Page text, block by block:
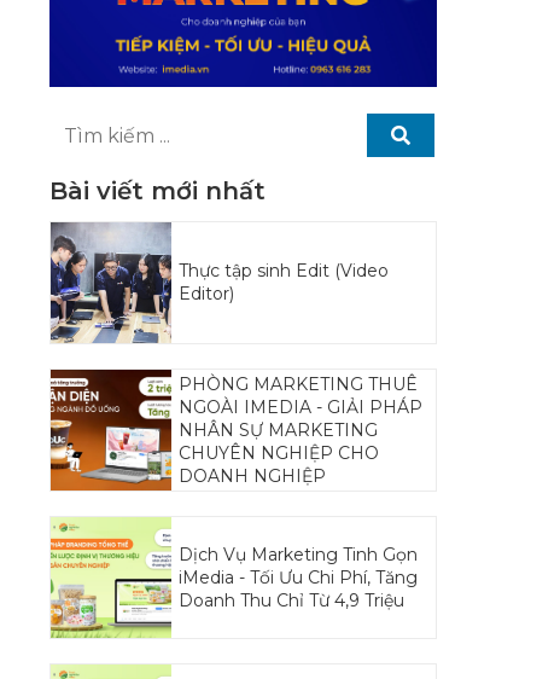
Bài viết mới nhất
Thực tập sinh Edit (Video
Editor)
PHÒNG MARKETING THUÊ
NGOÀI IMEDIA - GIẢI PHÁP
NHÂN SỰ MARKETING
CHUYÊN NGHIỆP CHO
DOANH NGHIỆP
Dịch Vụ Marketing Tinh Gọn
iMedia - Tối Ưu Chi Phí, Tăng
Doanh Thu Chỉ Từ 4,9 Triệu